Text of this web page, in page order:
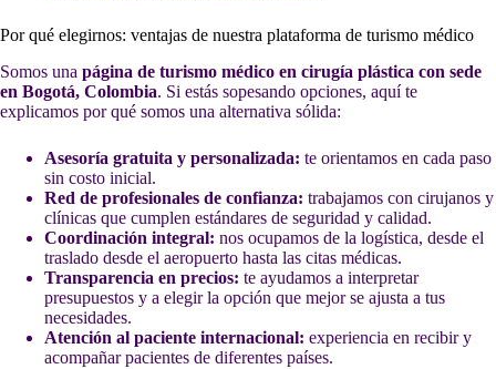
Por qué elegirnos: ventajas de nuestra plataforma de turismo médico
Somos una página de turismo médico en cirugía plástica con sede
en Bogotá, Colombia. Si estás sopesando opciones, aquí te
explicamos por qué somos una alternativa sólida:
Asesoría gratuita y personalizada: te orientamos en cada paso
sin costo inicial.
Red de profesionales de confianza: trabajamos con cirujanos y
clínicas que cumplen estándares de seguridad y calidad.
Coordinación integral: nos ocupamos de la logística, desde el
traslado desde el aeropuerto hasta las citas médicas.
Transparencia en precios: te ayudamos a interpretar
presupuestos y a elegir la opción que mejor se ajusta a tus
necesidades.
Atención al paciente internacional: experiencia en recibir y
acompañar pacientes de diferentes países.